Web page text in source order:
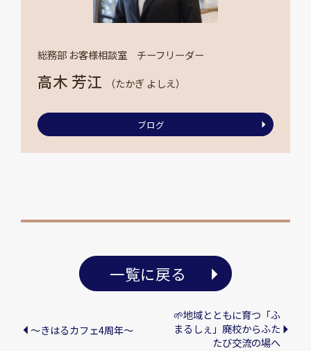
総務部 お客様相談室 チーフリーダー
高木 芳江 （たかぎ よしえ）
ブログ
一覧に戻る
～きはるカフェ4周年～
🌱地域とともに育つ「ふ
まるしぇ」廃校からふた
たび交流の場へ